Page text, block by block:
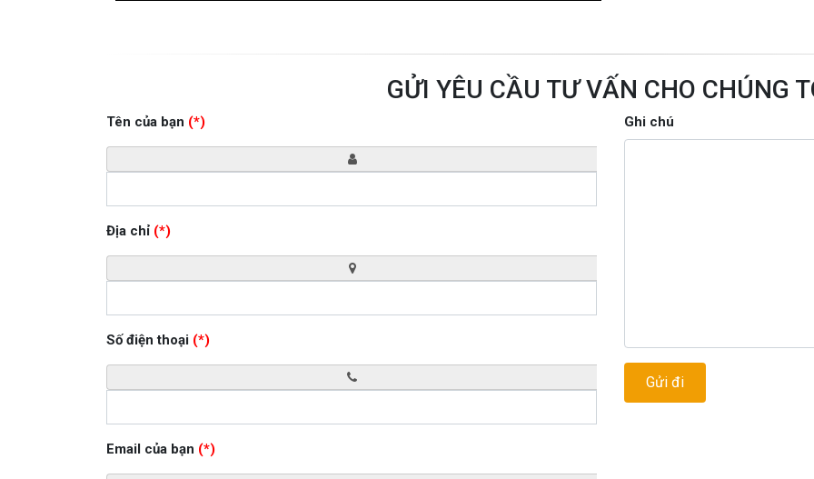
GỬI YÊU CẦU TƯ VẤN CHO CHÚNG
Tên của bạn (*)
Địa chỉ (*)
Số điện thoại (*)
Email của bạn (*)
Ghi chú